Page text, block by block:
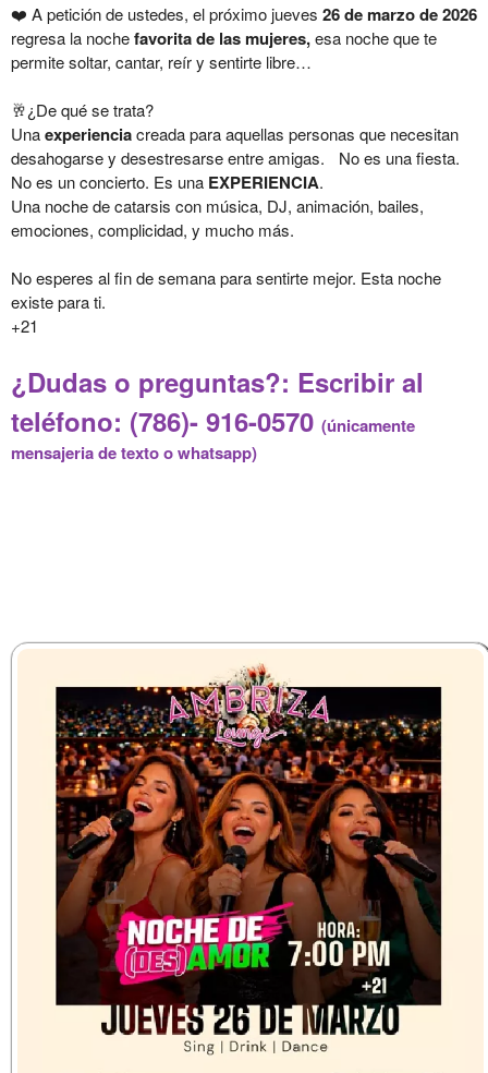
❤️ A petición de ustedes, el próximo jueves 26 de marzo de 2026
regresa la nochefavorita de las mujeres,esa noche que te
permite soltar, cantar, reír y sentirte libre…
🥂¿De qué se trata?
Unaexperienciacreada para aquellas personas que necesitan
desahogarse y desestresarse entre amigas. No es una fiesta.
No es un concierto. Es una EXPERIENCIA.
Una noche de catarsis con música, DJ, animación, bailes,
emociones, complicidad, y mucho más.
No esperes al fin de semana para sentirte mejor. Esta noche
existe para ti.
+21
¿Dudas o preguntas?: Escribir al
teléfono: (786)- 916-0570 (únicamente
mensajeria de texto o whatsapp)